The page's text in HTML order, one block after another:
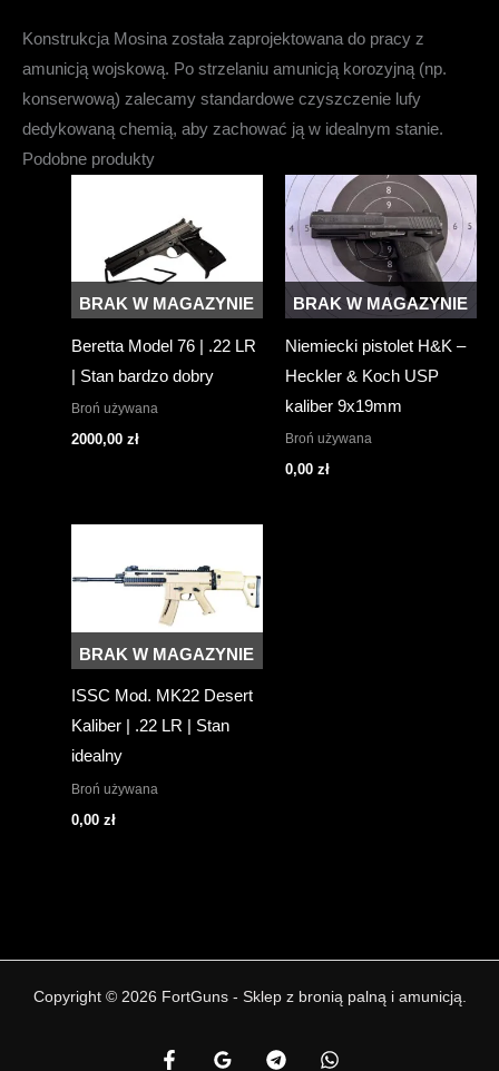
Konstrukcja Mosina została zaprojektowana do pracy z
amunicją wojskową. Po strzelaniu amunicją korozyjną (np.
konserwową) zalecamy standardowe czyszczenie lufy
dedykowaną chemią, aby zachować ją w idealnym stanie.
Podobne produkty
BRAK W MAGAZYNIE
Beretta Model 76 | .22 LR
| Stan bardzo dobry
Broń używana
2000,00 zł
BRAK W MAGAZYNIE
Niemiecki pistolet H&K –
Heckler & Koch USP
kaliber 9x19mm
Broń używana
0,00 zł
BRAK W MAGAZYNIE
ISSC Mod. MK22 Desert
Kaliber | .22 LR | Stan
idealny
Broń używana
0,00 zł
Copyright © 2026 FortGuns - Sklep z bronią palną i amunicją.